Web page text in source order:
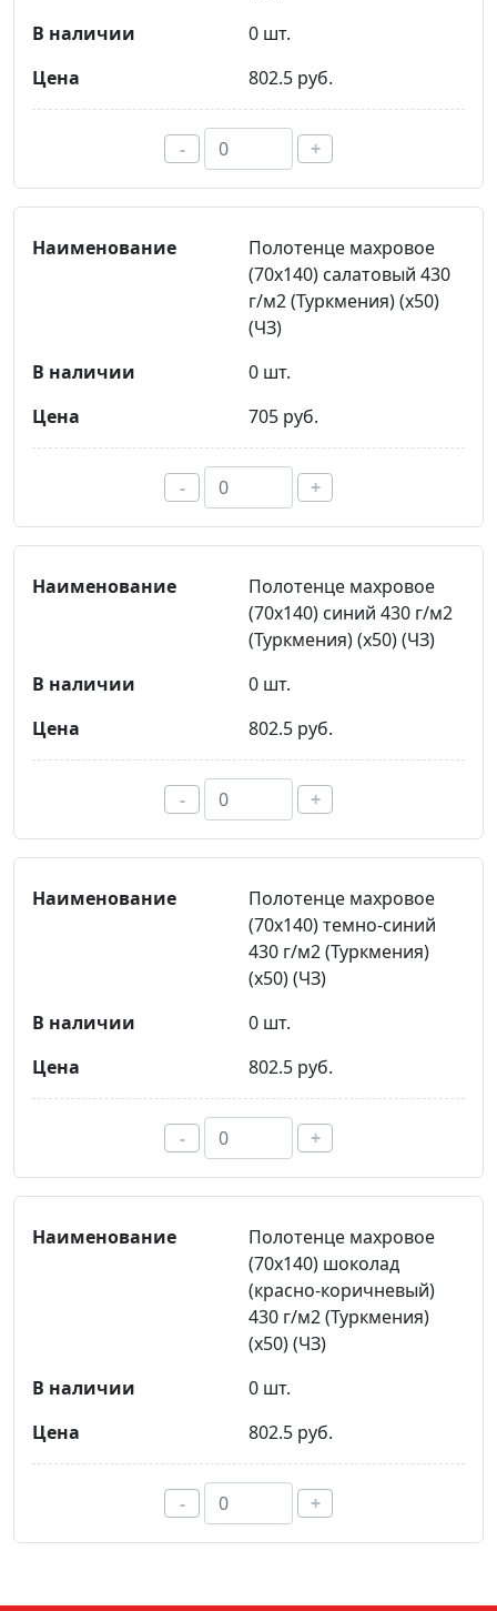
0 шт.
802.5 руб.
- +
Полотенце махровое
(70х140) салатовый 430
г/м2 (Туркмения) (х50)
(ЧЗ)
0 шт.
705 руб.
- +
Полотенце махровое
(70х140) синий 430 г/м2
(Туркмения) (х50) (ЧЗ)
0 шт.
802.5 руб.
- +
Полотенце махровое
(70х140) темно-синий
430 г/м2 (Туркмения)
(х50) (ЧЗ)
0 шт.
802.5 руб.
- +
Полотенце махровое
(70х140) шоколад
(красно-коричневый)
430 г/м2 (Туркмения)
(х50) (ЧЗ)
0 шт.
802.5 руб.
- +